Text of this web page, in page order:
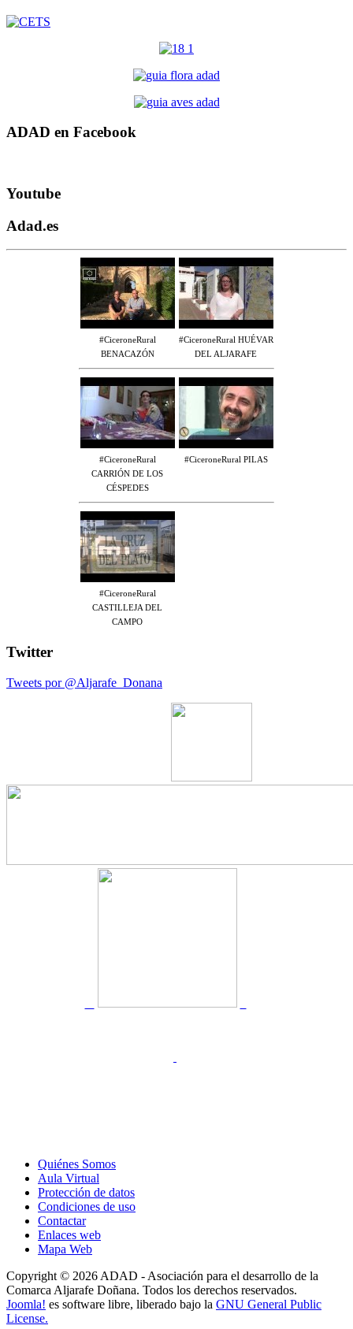
ADAD en Facebook
Youtube
Adad.es
#CiceroneRural
BENACAZÓN
#CiceroneRural HUÉVAR
DEL ALJARAFE
#CiceroneRural
CARRIÓN DE LOS
CÉSPEDES
#CiceroneRural PILAS
#CiceroneRural
CASTILLEJA DEL
CAMPO
Twitter
Tweets por @Aljarafe_Donana
Quiénes Somos
Aula Virtual
Protección de datos
Condiciones de uso
Contactar
Enlaces web
Mapa Web
Copyright © 2026 ADAD - Asociación para el desarrollo de la
Comarca Aljarafe Doñana. Todos los derechos reservados.
Joomla! es software libre, liberado bajo la GNU General Public
License.